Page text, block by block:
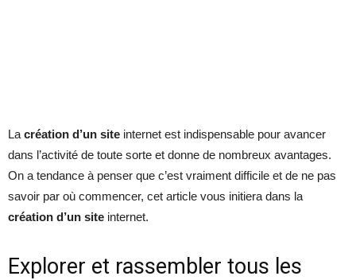
La création d’un site internet est indispensable pour avancer
dans l’activité de toute sorte et donne de nombreux avantages.
On a tendance à penser que c’est vraiment difficile et de ne pas
savoir par où commencer, cet article vous initiera dans la
création d’un site internet.
Explorer et rassembler tous les